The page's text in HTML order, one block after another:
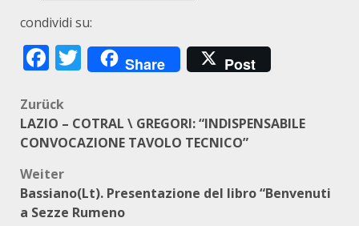
condividi su:
Facebook
Twitter
Share Post
Beitragsnavigation
Zurück
LAZIO – COTRAL \ GREGORI: “INDISPENSABILE
CONVOCAZIONE TAVOLO TECNICO”
Weiter
Bassiano(Lt). Presentazione del libro “Benvenuti
a Sezze Rumeno